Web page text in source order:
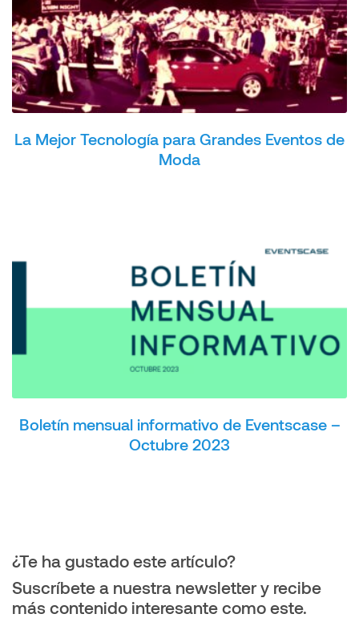
La Mejor Tecnología para Grandes Eventos de
Moda
Boletín mensual informativo de Eventscase –
Octubre 2023
¿Te ha gustado este artículo?
Suscríbete a nuestra newsletter y recibe
más contenido interesante como este.